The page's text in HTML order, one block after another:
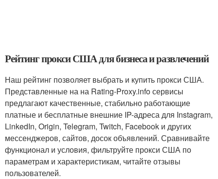
Рейтинг прокси США для бизнеса и развлечений
Наш рейтинг позволяет выбрать и купить прокси США.
Представленные на на Rating-Proxy.info сервисы
предлагают качественные, стабильно работающие
платные и бесплатные внешние IP-адреса для Instagram,
LinkedIn, Origin, Telegram, Twitch, Facebook и других
мессенджеров, сайтов, досок объявлений. Сравнивайте
функционал и условия, фильтруйте прокси США по
параметрам и характеристикам, читайте отзывы
пользователей.